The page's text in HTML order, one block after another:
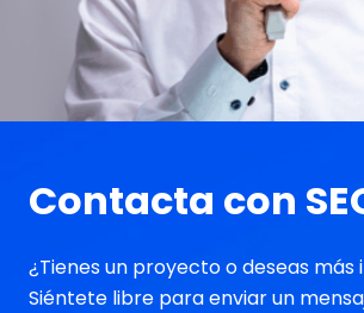
Contacta con
¿Tienes un proyecto o deseas
Siéntete libre para enviar un